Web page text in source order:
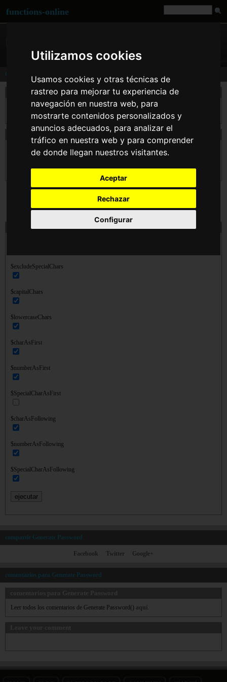
Utilizamos cookies
Usamos cookies y otras técnicas de
rastreo para mejorar tu experiencia de
navegación en nuestra web, para
mostrarte contenidos personalizados y
anuncios adecuados, para analizar el
tráfico en nuestra web y para comprender
de donde llegan nuestros visitantes.
Aceptar
Rechazar
Configurar
functions-online
Generate Password
descripción
Generar su propia contraseña con varias opciones. El número de caracteres es libre
como la utilizada ajustable personajes, también.
generatePassword( int $charCount , bool $excludeSpecialChars , bool
$capitalChars , bool $lowercaseChars , bool $charAsFirst , bool $numberAsFirst ,
bool $SpecialCharAsFollowing )
prueba Generate Password línea
$excludeSpecialChars
$capitalChars
$lowercaseChars
$charAsFirst
$numberAsFirst
$SpecialCharAsFirst
$charAsFollowing
$numberAsFollowing
$SpecialCharAsFollowing
compartir Generate Password
Facebook Twitter Google+
comentarios para Generate Password
Leer todos los comentarios de Generate Password() aquí.